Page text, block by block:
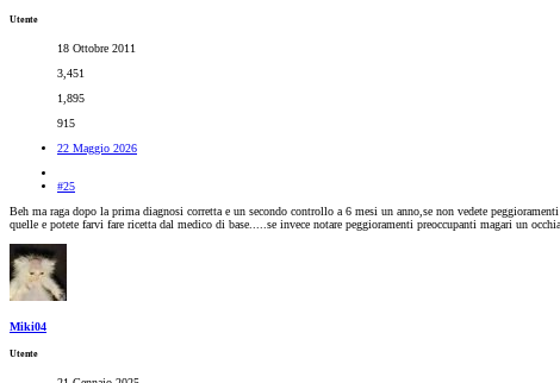
Utente
18 Ottobre 2011
3,451
1,895
915
22 Maggio 2026
#25
Beh ma raga dopo la prima diagnosi corretta e un secondo controllo a 6 mesi un anno,se non vedete
quelle e potete farvi fare ricetta dal medico di base.....se invece notare peggioramenti preoccupanti magari un
Miki04
Utente